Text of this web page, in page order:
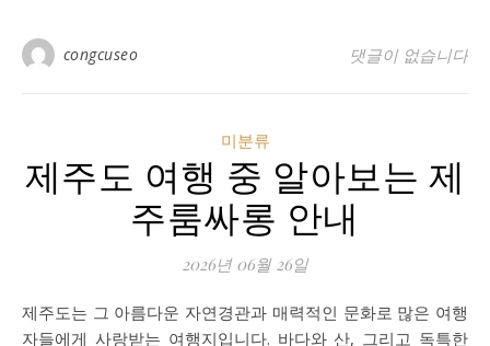
congcuseo 댓글이 없습니다
미분류
제주도 여행 중 알아보는 제
주룸싸롱 안내
2026년 06월 26일
제주도는 그 아름다운 자연경관과 매력적인 문화로 많은 여행
자들에게 사랑받는 여행지입니다. 바다와 산, 그리고 독특한